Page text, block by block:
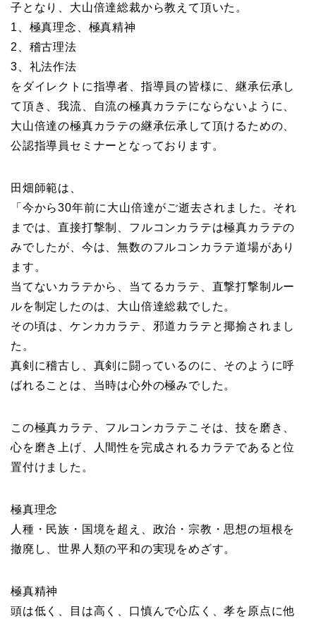
子となり、大山倍達総裁から教えて頂いた。
1、極真理念、極真精神
2、稽古理法
3、礼法作法
をダイレクトに指導者、指導員の皆様に、継承伝承し
て頂き、我流、自流の極真カラテにならないように、
大山倍達の極真カラテの継承伝承して頂けるための、
公認指導員セミナーとなっております。
田畑師範は、
「今から30年前に大山倍達がご逝去されました。それ
までは、直接打撃制、フルコンカラテは極真カラテの
みでしたが、今は、無数のフルコンカラテ道場があり
ます。
当てないカラテから、当てるカラテ、直撃打撃制ルー
ルを制定したのは、大山倍達総裁でした。
その頃は、ケンカカラテ、邪道カラテと揶揄されまし
た。
真剣に稽古し、真剣に闘っているのに、そのように呼
ばれることは、当時は心外の極みでした。
この極真カラテ、フルコンカラテこそは、技を磨き、
心を磨き上げ、人間性を完成されるカラテであると位
置付けました。
極真理念
人種・民族・国境を超え、政治・宗教・思想の垣根を
撤廃し、世界人類の平和の実現をめざす。
極真精神
頭は低く、目は高く、口慎んで心広く、孝を原点に他